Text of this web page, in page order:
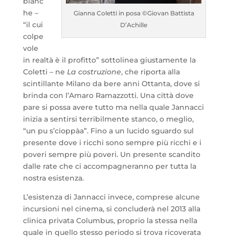
Gianna Coletti in posa ©Giovan Battista
D’Achille
he –
“il cui
colpe
vole
in realtà è il profitto” sottolinea giustamente la
Coletti – ne La costruzione, che riporta alla
scintillante Milano da bere anni Ottanta, dove si
brinda con l’Amaro Ramazzotti. Una città dove
pare si possa avere tutto ma nella quale Jannacci
inizia a sentirsi terribilmente stanco, o meglio,
“un pu s’cioppàa”. Fino a un lucido sguardo sul
presente dove i ricchi sono sempre più ricchi e i
poveri sempre più poveri. Un presente scandito
dalle rate che ci accompagneranno per tutta la
nostra esistenza.
L’esistenza di Jannacci invece, comprese alcune
incursioni nel cinema, si concluderà nel 2013 alla
clinica privata Columbus, proprio la stessa nella
quale in quello stesso periodo si trova ricoverata